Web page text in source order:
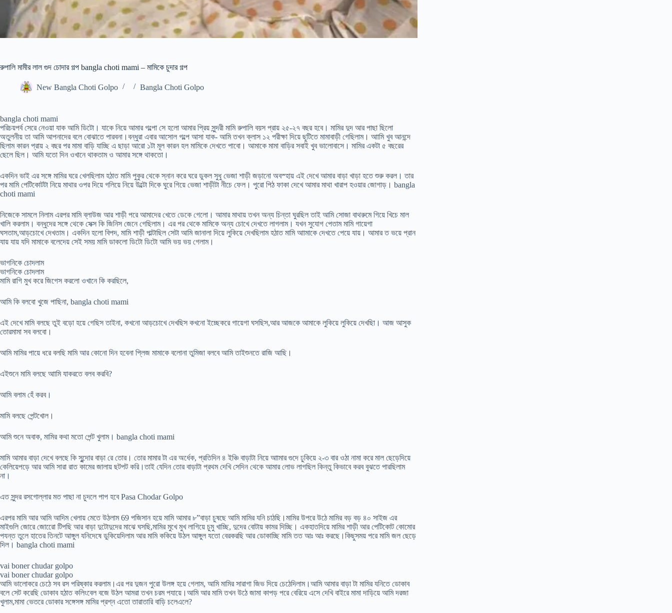
রুপালি মামীর লাল গুদ চোদার গল্প bangla choti mami – মামিকে চুদার গল্প
New Bangla Choti Golpo Bangla Choti Golpo
bangla choti mami
পরিচয়পর্ব সেরে নেওয়া যাক আমি ডিটো। যাকে নিয়ে আমার গল্পো সে হলো আমার প্রিয় সুন্দরী মামি রুপালি বয়স প্রায় ২৫-২৭ বছর হবে। মামির দুদ আর পাছা ছিলো
অতুলনীয় তা আমি আপনাদের বলে বোঝাতে পারবনা।বন্ধুরা এবার আসোল গল্পে আসা যাক- আমি তখন ক্লাস ১২ পরীক্ষা দিয়ে ছুটিতে মামাবাড়ী গেছিলাম। আামি খুব আনন্দে
ছিলাম কারন প্রায় ২ বছর পর মামা বাড়ি যাচ্ছি এ ছাড়া আরো ১টা মূল কারন হল মামিকে দেখতে পাবো। আমাকে মামা বাড়ির সবাই খুব ভালোবাসে। মামির একটা ৫ বছরের
ছেলে ছিল। আমি যতো দিন ওখানে থাকতাম ও আমার সঙ্গে থাকতো।
একদিন ভাই এর সঙ্গে মামির ঘরে খেলছিলাম হঠাত মামি পুকুর থেকে স্নান করে ঘরে ডুকল সুধু ভেজা শাড়ী জড়ানো অবস্হায় এই দেখে আমার বাড়া খাড়া হতে শুরু করল। তার
পর মামি পেটিকোটটা নিয়ে মাথার ওপর দিয়ে গলিয়ে নিয়ে উল্টো দিকে ঘুরে গিয়ে ভেজা শাড়ীটা নীচে ফেল। পুরো পিঠ ফাকা দেখে আমার মাথা খারাপ হওয়ার জোগাড়। bangla
choti mami
নিজেকে সামলে নিলাম এরপর মামি ব্লাউজ আর শাড়ী পরে আমাদের খেতে ডেকে গেলো। আমার মাথায় তখন অন্য চিন্তা ঘুরছিল তাই আমি সোজা বাথরুমে গিয়ে খিচে মাল
খালি করলাম। বন্ধুদের সঙ্গে থেকে সেক্স কি জিনিস জেনে গেছিলাম। এর পর থেকে মামিকে অন্য চোখে দেখতে লাগলাম। যখন সুযোগ পেতাম মামি গায়েগা
ঘসতাম,আড়চোখে দেখতাম। একদিন হলো বিপদ, মামি শাড়ী পাল্টাছিল সেটা আমি জানালা দিয়ে লুকিয়ে দেখছিলাম হঠাত মামি আামাকে দেখতে পেয়ে যায়। আমার ত ভয়ে প্রান
যায় যায় যদি মামাকে বলেদেয় সেই সময় মামি ডাকলো ডিটো ডিটো আমি ভয় ভয় গেলাম।
ভাগনিকে চোদলাম
ভাগনিকে চোদলাম
মামি রাগি মুখ করে জিগেস করলো ওখানে কি করছিলে,
আমি কি বলবো খুজে পাছিনা, bangla choti mami
এই দেখে মামি বলছে তুই বড়ো হয়ে গেছিস তাইনা, কখনো আড়চোখে দেখছিস কখনো ইচ্ছেকরে গায়েগা ঘসছিস,আর আজকে আমাকে লুকিয়ে লুকিয়ে দেখছিা। আজ আসুক
তোরমামা সব বলবো।
আমি মামির পায়ে ধরে বলছি মামি আর কোনো দিন হবেনা প্লিজ মামাকে বলোনা তুমিজা বলবে আমি তাইশুনতে রাজি আছি।
এইশুনে মামি বলছে আামি যাকরতে বলব করবি?
আমি বলাম হেঁ করব।
মামি বলছে পেন্টখোল।
আমি শুনে অবাক, মামির কথা মতো পেন্ট খুলাম। bangla choti mami
মামি আমার বাড়া দেখে বলছে কি সুন্দোর বাড়া রে তোর। তোর মামার টা এর অর্ধেক, প্রতিদিন ৪ ইঞ্চি বাড়াটা নিয়ে আামার গুদে ঢুকিয়ে ২-৩ বার ওঠা নামা করে মাল ছেড়েদিয়ে
কেলিয়েপড়ে আর আমি সারা রাত কামের জালায় ছটপট করি।তাই যেদিন তোর বাড়াটা প্রথম দেখি সেদিন থেকে আমার লোভ লাগছিল কিন্তু কিভাবে করব বুঝতে পারছিলাম
না।
এত সুন্দর রসগোল্লার মত পাছা না চুদলে পাপ হবে Pasa Chodar Golpo
এরপর মামি আর আমি আদিম খেলায় মেতে উঠলাম 69 পজিসান হয়ে মামি আমার ৮”বাড়া চুষছে আমি মামির যনি চাঠছি।মামির উপরে উঠে মামির বড় বড় ৪০ সাইজ এর
মাইগুলি জোরে জোরেো টিপছি আর বাড়া দুটোদুদের মাঝে ঘসছি,মামির মুখে মুখ লাগিয়ে চুমু খাচ্ছি, দুদের বোটায় কামর দিচ্ছি। একহাতদিয়ে মামির শাড়ী আর পেটিকোট কোমোর
পযন্ত তুলে হাতের তিনটে আঙ্গুল যনিদেষে ডুকিয়েদিলাম আর মামি ককিয়ে উঠল আঙ্গুল যতো বেরকরছি আর ডোকাচ্ছি মামি তত আঃ আঃ করছে।কিছুসময় পরে মামি জল ছেড়ে
দিল। bangla choti mami
vai boner chudar golpo
vai boner chudar golpo
আমি ভালোকরে চেঠে সব রস পরিষ্কার করলাম।এর পর দুজন পুরো উলঙ্গ হয়ে গেলাম, আমি মামির সারাগা জিভ দিয়ে চেঠেদিলাম।আমি আমার বাড়া টা মামির যনিতে ডোকাব
বলে সেট করেছি ডোকাব হঠাত কলিংবেল বজে উঠল আমরা তখন চরম পযায়ে।আমি আর মামি তখন উঠে জামা কাপড় পরে বেরিয়ে এসে দেখি বাইরে মামা দাড়িয়ে আমি দরজা
খুলাম,মামা ভেতরে ডোকার সঙ্গেসঙ্গ মামির প্রশ্ন এতো তারাতারি বাড়ি চলেএলে?